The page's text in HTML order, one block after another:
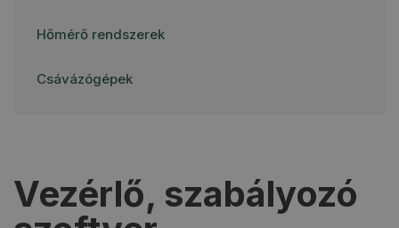
Hőmérő rendszerek
Csávázógépek
Vezérlő, szabályozó